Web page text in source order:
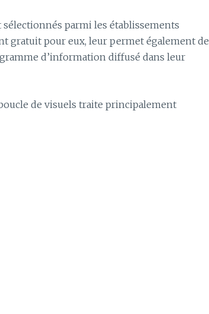
parmi les établissements
gratuit pour eux, leur permet également de
d’information diffusé dans leur
de visuels traite principalement